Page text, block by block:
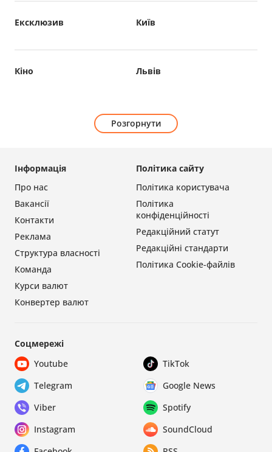
Ексклюзив Київ
Кіно Львів
Розгорнути
Політика сайту
Політика користувача
Політика
конфіденційності
Редакційний статут
Редакційні стандарти
Політика Cookie-файлів
Інформація
Про нас
Вакансії
Контакти
Реклама
Структура власності
Команда
Курси валют
Конвертер валют
Соцмережі
Youtube
TikTok
Telegram
Google News
Viber
Spotify
Instagram
SoundCloud